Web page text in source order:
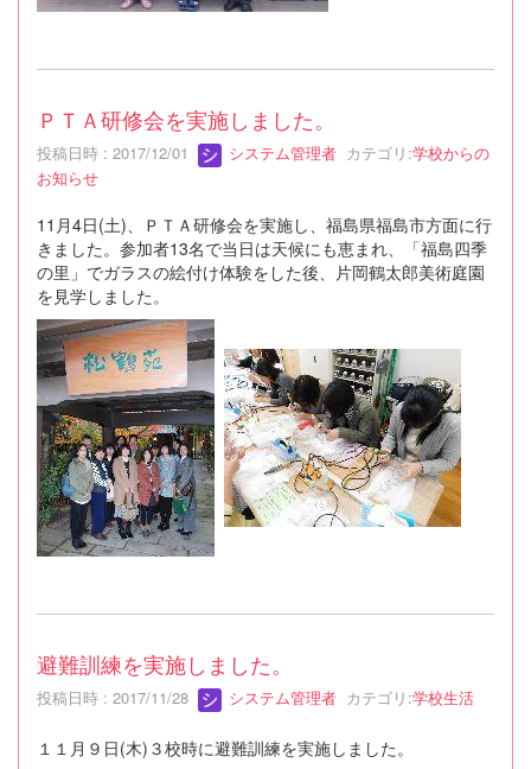
ＰＴＡ研修会を実施しました。
投稿日時 : 2017/12/01 システム管理者 カテゴリ:学校からの
お知らせ
11月4日(土)、ＰＴＡ研修会を実施し、福島県福島市方面に行
きました。参加者13名で当日は天候にも恵まれ、「福島四季
の里」でガラスの絵付け体験をした後、片岡鶴太郎美術庭園
を見学しました。
避難訓練を実施しました。
投稿日時 : 2017/11/28 システム管理者 カテゴリ:学校生活
１１月９日(木)３校時に避難訓練を実施しました。